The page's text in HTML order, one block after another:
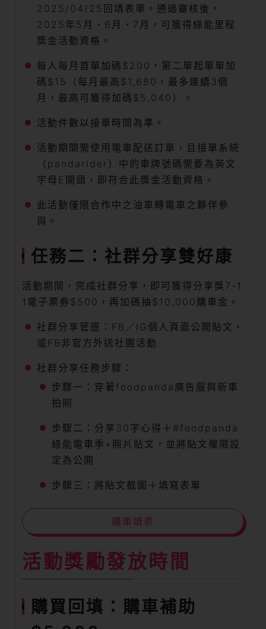
2025/04/25回填表單。通過審核後，
2025年5月、6月、7月，可獲得綠能里程
獎金活動資格。
每人每月首單加碼$200，第二單起單單加
碼$15（每月最高$1,680，最多連續3個
月，最高可獲得加碼$5,040）。
活動件數以接單時間為準。
活動期間需使用電車配送訂單，且接單系統
（pandarider）中的車牌號碼需要為英文
字母E開頭，即符合此獎金活動資格。
此活動僅限合作中之油車轉電車之夥伴參
與。
任務二：社群分享雙好康
活動期間，完成社群分享，即可獲得分享獎7-1
1電子票券$500，再加碼抽$10,000購車金。
社群分享管道：FB／IG個人頁面公開貼文，
或FB非官方外送社團活動
社群分享任務步驟：
步驟一：穿著foodpanda廣告服與新車
拍照
步驟二：分享30字心得＋#foodpanda
綠能電車季+照片貼文，並將貼文權限設
定為公開
步驟三：將貼文截圖＋填寫表單
購車填表
活動獎勵發放時間
購買回填：購車補助